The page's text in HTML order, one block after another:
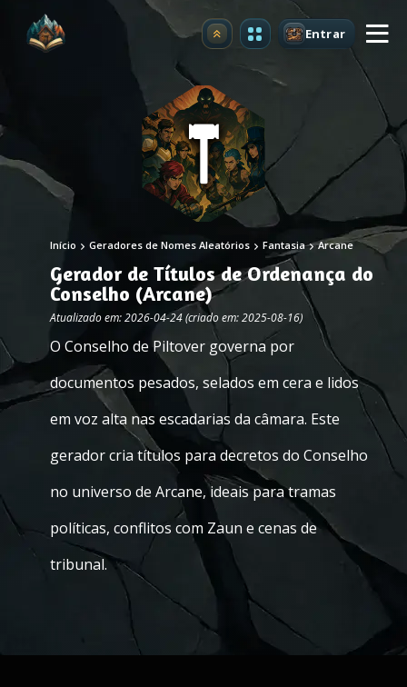
Atualizar Entrar
Início Geradores de Nomes Aleatórios Fantasia Arcane
Gerador de Títulos de Ordenança do
Conselho (Arcane)
Atualizado em: 2026-04-24 (criado em: 2025-08-16)
O Conselho de Piltover governa por
documentos pesados, selados em cera e lidos
em voz alta nas escadarias da câmara. Este
gerador cria títulos para decretos do Conselho
no universo de Arcane, ideais para tramas
políticas, conflitos com Zaun e cenas de
tribunal.